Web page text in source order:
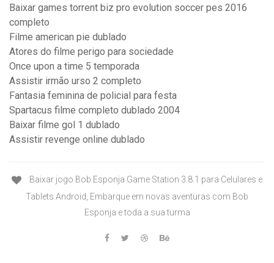
Baixar games torrent biz pro evolution soccer pes 2016
completo
Filme american pie dublado
Atores do filme perigo para sociedade
Once upon a time 5 temporada
Assistir irmão urso 2 completo
Fantasia feminina de policial para festa
Spartacus filme completo dublado 2004
Baixar filme gol 1 dublado
Assistir revenge online dublado
Baixar jogo Bob Esponja Game Station 3.8.1 para Celulares e
Tablets Android, Embarque em novas aventuras com Bob
Esponja e toda a sua turma